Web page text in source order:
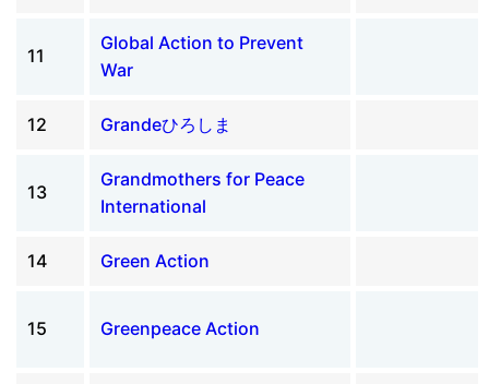
11
Global Action to Prevent
War
12 Grandeひろしま
13
Grandmothers for Peace
International
14 Green Action
15 Greenpeace Action